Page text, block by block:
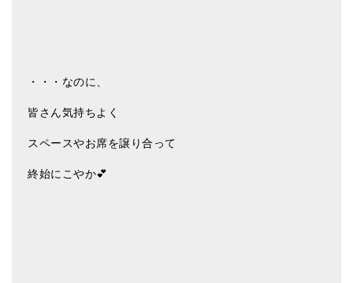
・・・なのに、
皆さん気持ちよく
スペースやお席を譲り合って
終始にこやか💕